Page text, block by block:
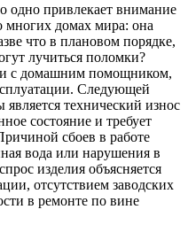
одно привлекает внимание
многих домах мира: она
что в плановом порядке,
лучиться поломки?
с домашним помощником,
Следующей
технический износ
состояние и требует
сбоев в работе
вода или нарушения в
изделия объясняется
отсутствием заводских
в ремонте по вине